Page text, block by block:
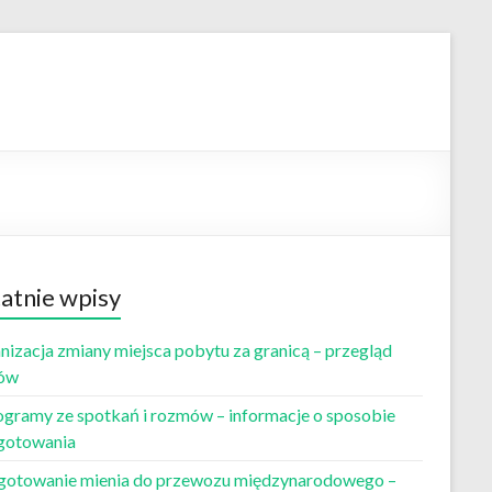
wpisy
zmiany miejsca pobytu za granicą – przegląd
ze spotkań i rozmów – informacje o sposobie
mienia do przewozu międzynarodowego –